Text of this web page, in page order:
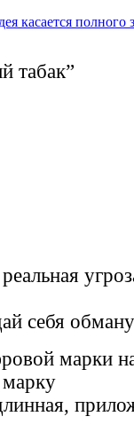
касается полного
табак”
себя
марки